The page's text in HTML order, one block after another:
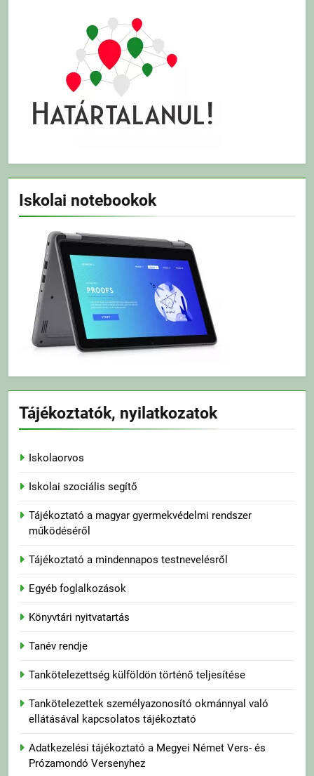
Iskolai notebookok
Tájékoztatók, nyilatkozatok
Iskolaorvos
Iskolai szociális segítő
Tájékoztató a magyar gyermekvédelmi rendszer
működéséről
Tájékoztató a mindennapos testnevelésről
Egyéb foglalkozások
Könyvtári nyitvatartás
Tanév rendje
Tankötelezettség külföldön történő teljesítése
Tankötelezettek személyazonosító okmánnyal való
ellátásával kapcsolatos tájékoztató
Adatkezelési tájékoztató a Megyei Német Vers- és
Prózamondó Versenyhez